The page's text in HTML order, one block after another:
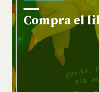
Compra el